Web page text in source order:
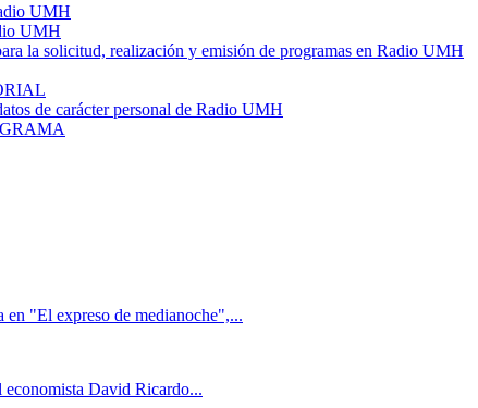
UMH
UMH
la solicitud, realización y emisión de programas en Radio UMH
de carácter personal de Radio UMH
"El expreso de medianoche",...
David Ricardo...